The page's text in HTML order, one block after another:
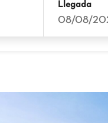
Llegada
08/08/